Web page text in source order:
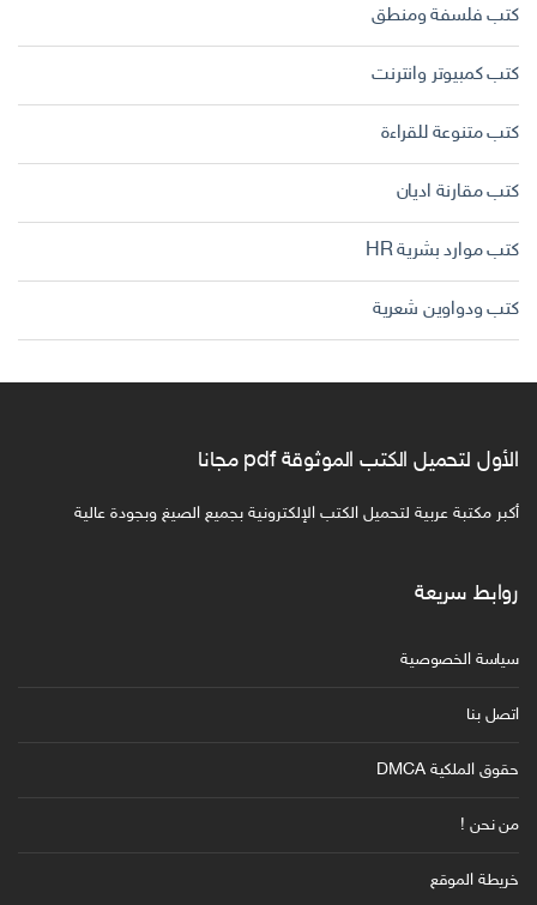
كتب فلسفة ومنطق
كتب كمبيوتر وانترنت
كتب متنوعة للقراءة
كتب مقارنة اديان
كتب موارد بشرية HR
كتب ودواوين شعرية
الأول لتحميل الكتب الموثوقة pdf مجانا
أكبر مكتبة عربية لتحميل الكتب الإلكترونية بجميع الصيغ وبجودة عالية
روابط سريعة
سياسة الخصوصية
اتصل بنا
حقوق الملكية DMCA
من نحن !
خريطة الموقع